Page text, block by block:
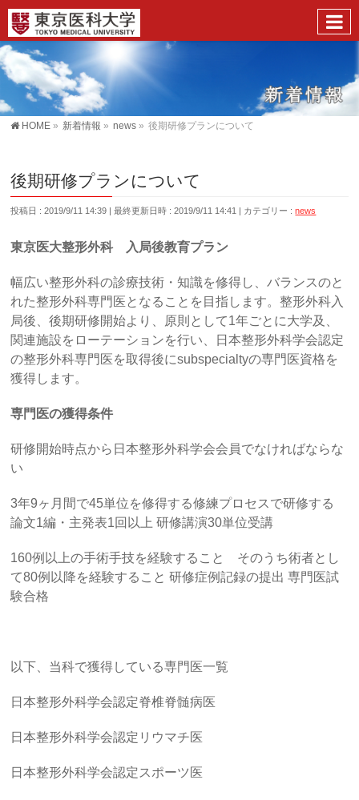
HOME » 新着情報 » news » 後期研修プランについて
後期研修プランについて
投稿日 : 2019/9/11 14:39 最終更新日時 : 2019/9/11 14:41 カテゴリー :news
東京医大整形外科 入局後教育プラン
幅広い整形外科の診療技術・知識を修得し、バランスのと
れた整形外科専門医となることを目指します。整形外科入
局後、後期研修開始より、原則として1年ごとに大学及、
関連施設をローテーションを行い、日本整形外科学会認定
の整形外科専門医を取得後にsubspecialtyの専門医資格を
獲得します。
専門医の獲得条件
研修開始時点から日本整形外科学会会員でなければならな
い
3年9ヶ月間で45単位を修得する修練プロセスで研修する
論文1編・主発表1回以上 研修講演30単位受講
160例以上の手術手技を経験すること そのうち術者とし
て80例以降を経験すること 研修症例記録の提出 専門医試
験合格
以下、当科で獲得している専門医一覧
日本整形外科学会認定脊椎脊髄病医
日本整形外科学会認定リウマチ医
日本整形外科学会認定スポーツ医